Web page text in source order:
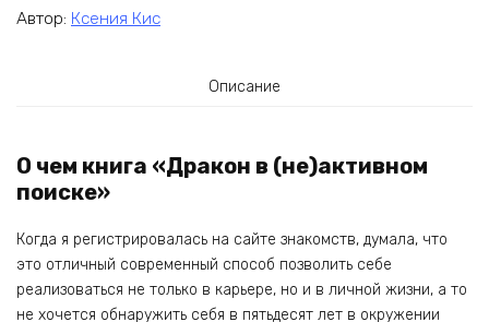
Автор: Ксения Кис
Описание
О чем книга «Дракон в (не)активном
поиске»
Когда я регистрировалась на сайте знакомств, думала, что
это отличный современный способ позволить себе
реализоваться не только в карьере, но и в личной жизни, а то
не хочется обнаружить себя в пятьдесят лет в окружении